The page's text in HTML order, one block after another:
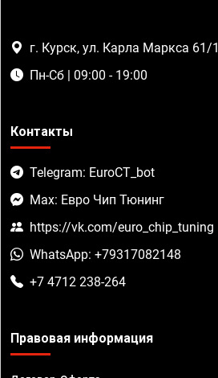
г. Курск, ул. Карла Маркса 61/1
Пн-Сб | 09:00 - 19:00
Контакты
Telegram: EuroCT_bot
Max: Евро Чип Тюнинг
https://vk.com/euro_chip_tuning
WhatsApp: +79317082148
+7 4712 238-264
Правовая информация